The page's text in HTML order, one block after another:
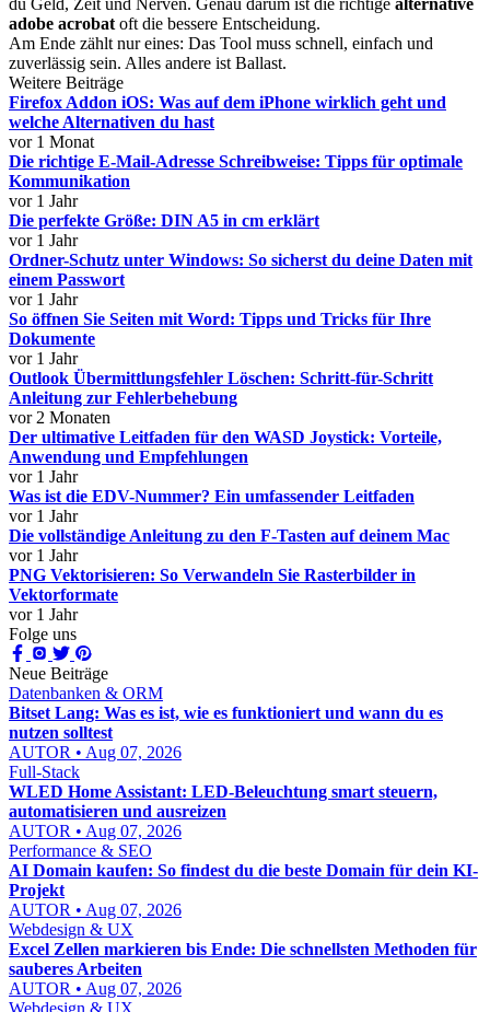
du Geld, Zeit und Nerven. Genau darum ist die richtige alternative
adobe acrobat oft die bessere Entscheidung.
Am Ende zählt nur eines: Das Tool muss schnell, einfach und
zuverlässig sein. Alles andere ist Ballast.
Weitere Beiträge
Firefox Addon iOS: Was auf dem iPhone wirklich geht und
welche Alternativen du hast
vor 1 Monat
Die richtige E-Mail-Adresse Schreibweise: Tipps für optimale
Kommunikation
vor 1 Jahr
Die perfekte Größe: DIN A5 in cm erklärt
vor 1 Jahr
Ordner-Schutz unter Windows: So sicherst du deine Daten mit
einem Passwort
vor 1 Jahr
So öffnen Sie Seiten mit Word: Tipps und Tricks für Ihre
Dokumente
vor 1 Jahr
Outlook Übermittlungsfehler Löschen: Schritt-für-Schritt
Anleitung zur Fehlerbehebung
vor 2 Monaten
Der ultimative Leitfaden für den WASD Joystick: Vorteile,
Anwendung und Empfehlungen
vor 1 Jahr
Was ist die EDV-Nummer? Ein umfassender Leitfaden
vor 1 Jahr
Die vollständige Anleitung zu den F-Tasten auf deinem Mac
vor 1 Jahr
PNG Vektorisieren: So Verwandeln Sie Rasterbilder in
Vektorformate
vor 1 Jahr
Folge uns
Neue Beiträge
Datenbanken & ORM
Bitset Lang: Was es ist, wie es funktioniert und wann du es
nutzen solltest
AUTOR • Aug 07, 2026
Full-Stack
WLED Home Assistant: LED-Beleuchtung smart steuern,
automatisieren und ausreizen
AUTOR • Aug 07, 2026
Performance & SEO
AI Domain kaufen: So findest du die beste Domain für dein KI-
Projekt
AUTOR • Aug 07, 2026
Webdesign & UX
Excel Zellen markieren bis Ende: Die schnellsten Methoden für
sauberes Arbeiten
AUTOR • Aug 07, 2026
Webdesign & UX